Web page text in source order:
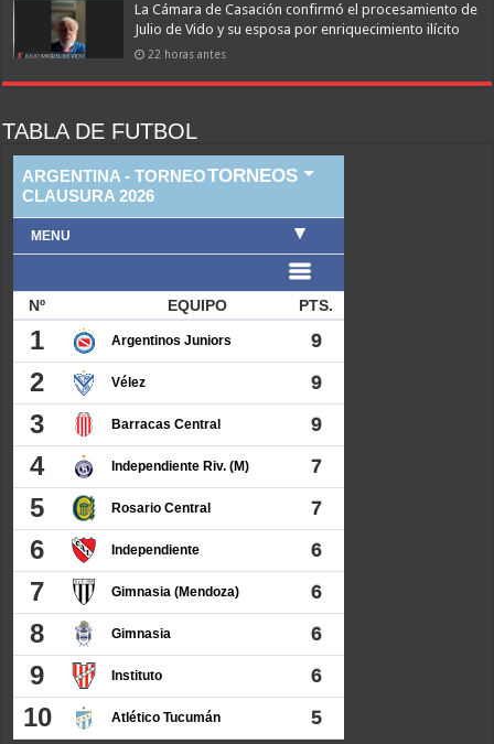
La Cámara de Casación confirmó el procesamiento de
Julio de Vido y su esposa por enriquecimiento ilícito
22 horas antes
TABLA DE FUTBOL